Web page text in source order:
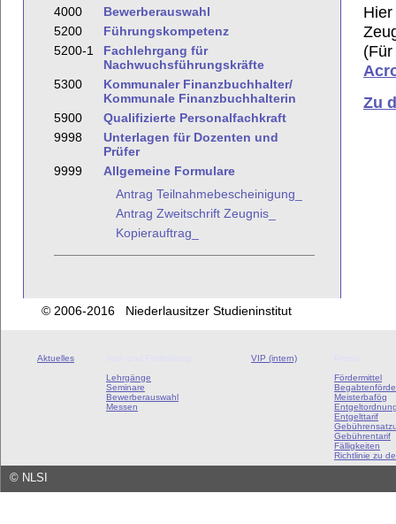
4000
Bewerberauswahl
5200
Führungskompetenz
5200-1
Fachlehrgang für
Nachwuchsführungskräfte
5300
Kommunaler Finanzbuchhalter/
Kommunale Finanzbuchhalterin
5900
Qualifizierte Personalfachkraft
9998
Unterlagen für Dozenten und
Prüfer
9999
Allgemeine Formulare
Antrag Teilnahmebescheinigung_
Antrag Zweitschrift Zeugnis_
Kopierauftrag_
Zu
© 2006-2016 Niederlausitzer Studieninstitut
Aktuelles
Lehrgänge
Seminare
Bewerberauswahl
Messen
VIP (intern)
Fördermittel
Meisterbafög
Entgelttarif
Gebührentarif
Fälligkeiten
Richtlinie zu
© NLSI